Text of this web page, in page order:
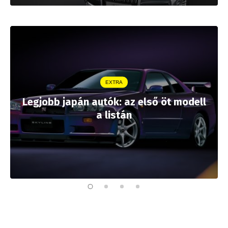
EXTRA
Legjobb japán autók: az első öt modell
a listán